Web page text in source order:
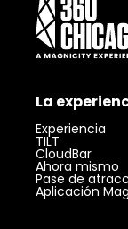
La
Experiencia
TILT
CloudBar
Ahora mismo
Pase de
Aplicación